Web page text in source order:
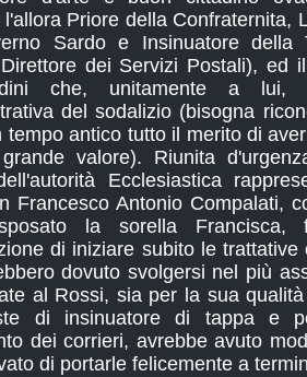
Priore della Confraternita,
Sardo e Insinuatore
dei Servizi Postali), ed
che, unitamente a lui,
del sodalizio (bisogna
tempo antico tutto il merito di
valore). Riunita
Ecclesiastica
Francesco Antonio Compalati,
la sorella Francisca,
di iniziare subito le
dovuto svolgersi nel più
al Rossi, sia per la sua
di insinuatore di tappa e
dei corrieri, avrebbe avuto
di portarle felicemente a